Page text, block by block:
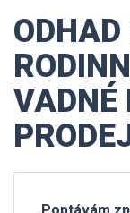
ODHAD
VADNÉ